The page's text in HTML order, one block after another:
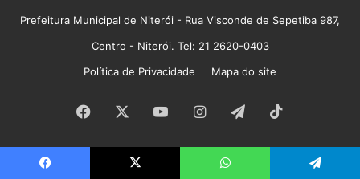
Prefeitura Municipal de Niterói - Rua Visconde de Sepetiba 987,
Centro - Niterói. Tel: 21 2620-0403
Política de Privacidade
Mapa do site
Facebook YouTubeInstagram
Telegram